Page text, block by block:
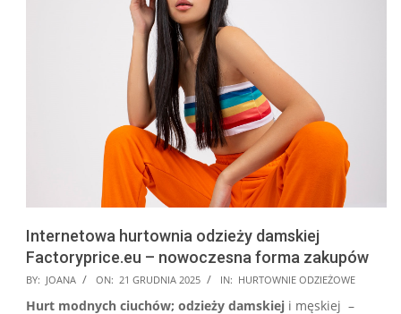
Internetowa hurtownia odzieży damskiej
Factoryprice.eu – nowoczesna forma zakupów
2025-
12-
BY: JOANA ON: 21 GRUDNIA 2025 IN: HURTOWNIE ODZIEŻOWE
Hurt modnych ciuchów; odzieży damskiej i męskiej –